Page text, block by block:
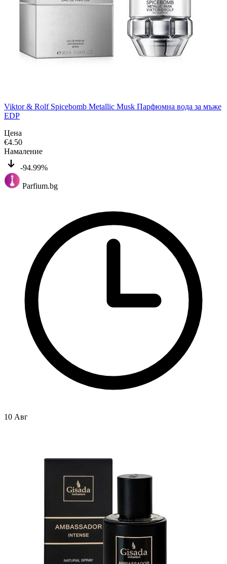
Viktor & Rolf Spicebomb Metallic Musk Парфюмна вода за мъже
EDP
Цена
€4.50
Намаление
-94.99%
Parfium.bg
10 Авг